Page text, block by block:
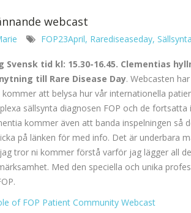
webcast
FOP23April, Rarediseaseday,
Svensk tid kl: 15.30-16.45. Clementias
till Rare Disease Day. Webcasten
kommer att belysa hur vår internationella
sällsynta diagnosen FOP och de
kommer även att banda inspelningen så
på länken för med info. Det är underbara
tror ni kommer förstå varför jag lägger all
Med den speciella och unika
of FOP Patient Community Webcast